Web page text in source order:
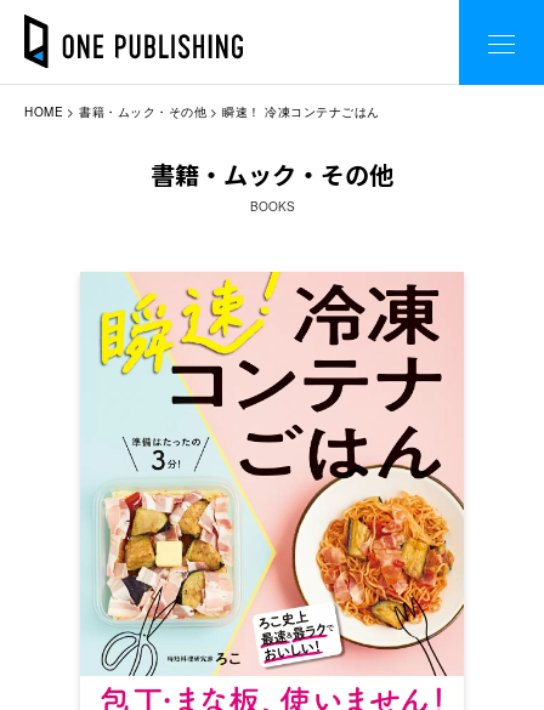
HOME 書籍・ムック・その他 瞬速！ 冷凍コンテナごはん
書籍・ムック・その他
BOOKS